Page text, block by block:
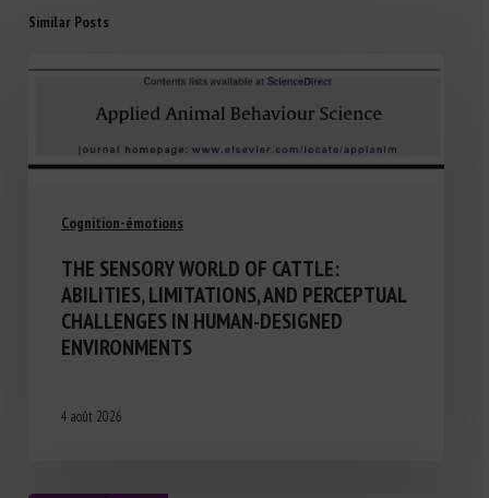
Similar Posts
Cognition-émotions
THE SENSORY WORLD OF CATTLE:
ABILITIES, LIMITATIONS, AND PERCEPTUAL
CHALLENGES IN HUMAN-DESIGNED
ENVIRONMENTS
4 août 2026